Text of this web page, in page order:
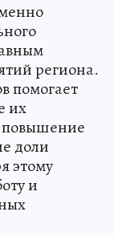
региона.
помогает
их
повышение
доли
этому
и